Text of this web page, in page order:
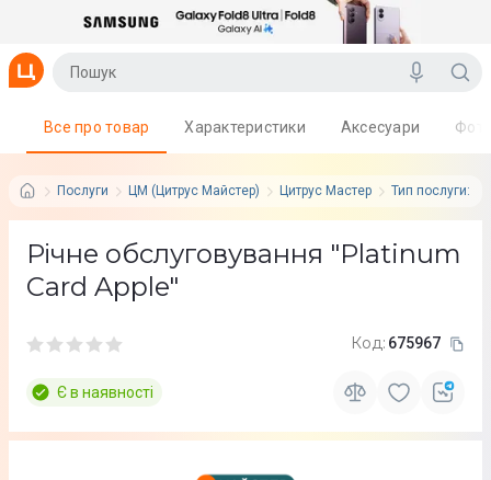
Послуги ЦМ (Цитрус Майстер) Цитрус Мастер Тип послуги:
Все про товар Характеристики Аксесуари
Річне обслуговування "Platinum
Card Apple"
Код: 675967
Є в наявності